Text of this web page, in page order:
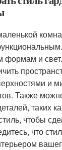
формам и
и
Также
таких
чтобы
что